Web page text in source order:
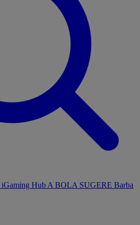
iGaming Hub A BOLA SUGERE Barba